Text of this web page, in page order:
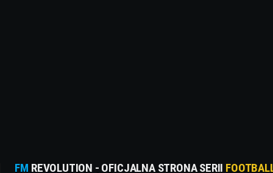
FM REVOLUTION - OFICJALNA STRONA SERII